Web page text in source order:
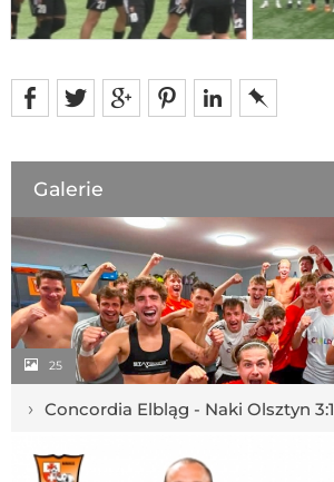
Galerie
25
› Concordia Elbląg - Naki Olsztyn 3:1